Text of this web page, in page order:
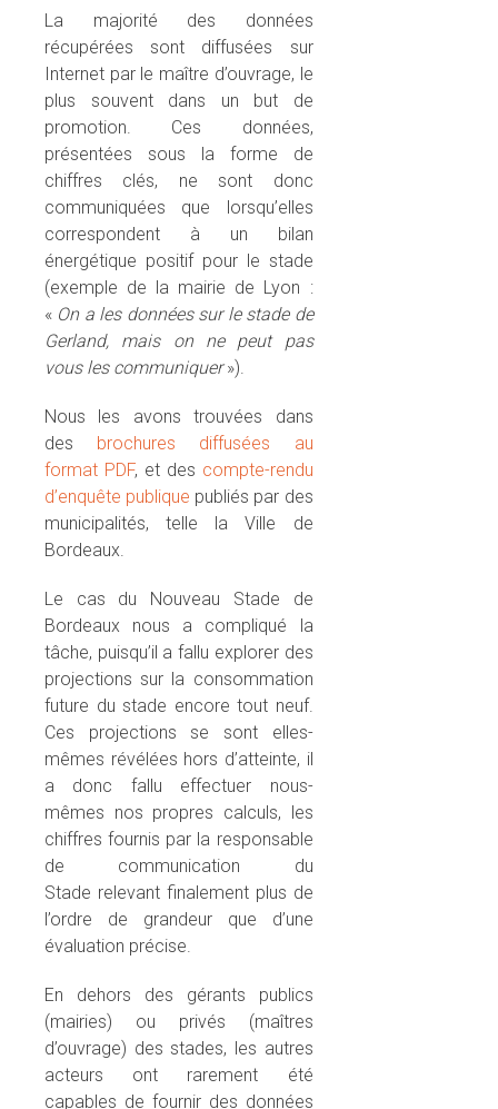
La majorité des données
récupérées sont diffusées sur
Internet par le maître d’ouvrage, le
plus souvent dans un but de
promotion. Ces données,
présentées sous la forme de
chiffres clés, ne sont donc
communiquées que lorsqu’elles
correspondent à un bilan
énergétique positif pour le stade
(exemple de la mairie de Lyon :
« On a les données sur le stade de
Gerland, mais on ne peut pas
vous les communiquer»).
Nous les avons trouvées dans
des brochures diffusées au
format PDF, et des compte-rendu
d’enquête publique publiés par des
municipalités, telle la Ville de
Bordeaux.
Le cas du Nouveau Stade de
Bordeaux nous a compliqué la
tâche, puisqu’il a fallu explorer des
projections sur la consommation
future du stade encore tout neuf.
Ces projections se sont elles-
mêmes révélées hors d’atteinte, il
a donc fallu effectuer nous-
mêmes nos propres calculs, les
chiffres fournis par la responsable
de communication du
Stade relevant finalement plus de
l’ordre de grandeur que d’une
évaluation précise.
En dehors des gérants publics
(mairies) ou privés (maîtres
d’ouvrage) des stades, les autres
acteurs ont rarement été
capables de fournir des données